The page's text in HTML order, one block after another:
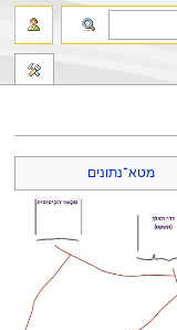
מטא־נתונים